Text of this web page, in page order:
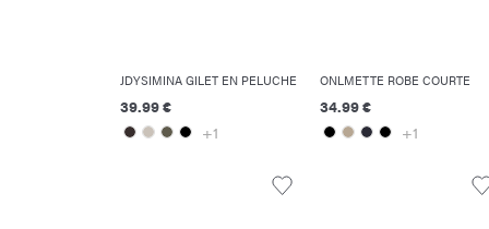
JDYSIMINA GILET EN PELUCHE
39.99 €
+1
ONLMETTE ROBE COURTE
34.99 €
+1